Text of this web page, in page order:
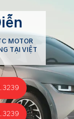
MOTOR
TẠI VIỆT